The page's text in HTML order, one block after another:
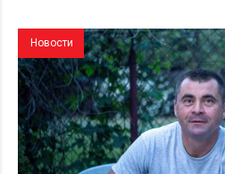
Новости